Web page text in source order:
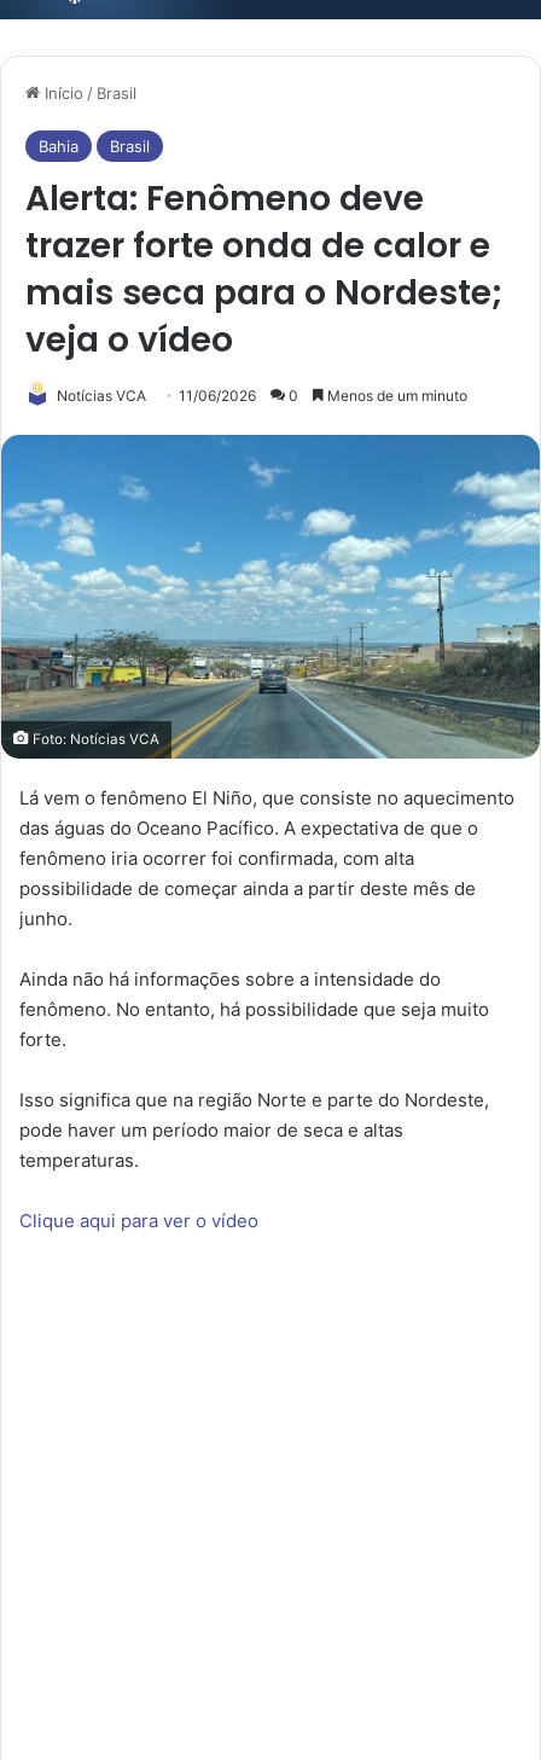
Início / Brasil
Bahia Brasil
Alerta: Fenômeno deve
trazer forte onda de calor e
mais seca para o Nordeste;
veja o vídeo
Notícias VCA 11/06/2026 0 Menos de um minuto
Foto: Notícias VCA
Lá vem o fenômeno El Niño, que consiste no aquecimento
das águas do Oceano Pacífico. A expectativa de que o
fenômeno iria ocorrer foi confirmada, com alta
possibilidade de começar ainda a partir deste mês de
junho.
Ainda não há informações sobre a intensidade do
fenômeno. No entanto, há possibilidade que seja muito
forte.
Isso significa que na região Norte e parte do Nordeste,
pode haver um período maior de seca e altas
temperaturas.
Clique aqui para ver o vídeo